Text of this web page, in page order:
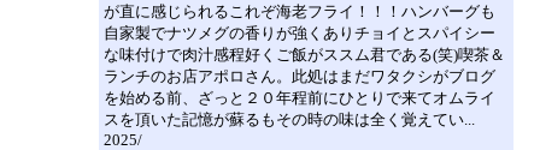
が直に感じられるこれぞ海老フライ！！！ハンバーグも
自家製でナツメグの香りが強くありチョイとスパイシー
な味付けで肉汁感程好くご飯がススム君である(笑)喫茶＆
ランチのお店アポロさん。此処はまだワタクシがブログ
を始める前、ざっと２０年程前にひとりで来てオムライ
スを頂いた記憶が蘇るもその時の味は全く覚えてい...
2025/